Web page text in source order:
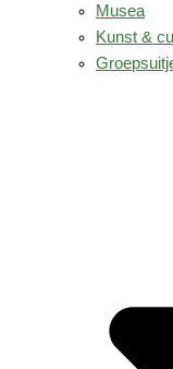
Musea
Kunst &